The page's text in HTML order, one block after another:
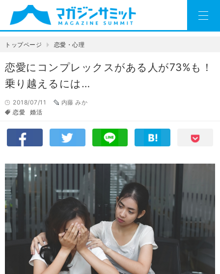
トップページ 恋愛・心理
恋愛にコンプレックスがある人が73%も！
乗り越えるには…
2018/07/11
内藤 みか
恋愛
婚活